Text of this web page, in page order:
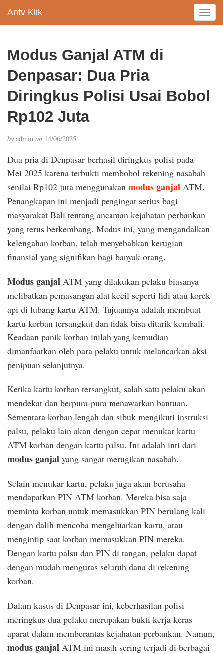
Antv Klik
T
o
a
v
n
Modus Ganjal ATM di
Denpasar: Dua Pria
Diringkus Polisi Usai Bobol
Rp102 Juta
by admin on 14/06/2025
Dua pria di Denpasar berhasil diringkus polisi pada
Mei 2025 karena terbukti membobol rekening nasabah
senilai Rp102 juta menggunakan modus ganjal ATM.
Penangkapan ini menjadi pengingat serius bagi
masyarakat Bali tentang ancaman kejahatan perbankan
yang terus berkembang. Modus ini, yang mengandalkan
kelengahan korban, telah menyebabkan kerugian
finansial yang signifikan bagi banyak orang.
Modus ganjal ATM yang dilakukan pelaku biasanya
melibatkan pemasangan alat kecil seperti lidi atau korek
api di lubang kartu ATM. Tujuannya adalah membuat
kartu korban tersangkut dan tidak bisa ditarik kembali.
Keadaan panik korban inilah yang kemudian
dimanfaatkan oleh para pelaku untuk melancarkan aksi
penipuan selanjutnya.
Ketika kartu korban tersangkut, salah satu pelaku akan
mendekat dan berpura-pura menawarkan bantuan.
Sementara korban lengah dan sibuk mengikuti instruksi
palsu, pelaku lain akan dengan cepat menukar kartu
ATM korban dengan kartu palsu. Ini adalah inti dari
modus ganjal yang sangat merugikan nasabah.
Selain menukar kartu, pelaku juga akan berusaha
mendapatkan PIN ATM korban. Mereka bisa saja
meminta korban untuk memasukkan PIN berulang kali
dengan dalih mencoba mengeluarkan kartu, atau
mengintip saat korban memasukkan PIN mereka.
Dengan kartu palsu dan PIN di tangan, pelaku dapat
dengan mudah menguras seluruh dana di rekening
korban.
Dalam kasus di Denpasar ini, keberhasilan polisi
meringkus dua pelaku merupakan bukti kerja keras
aparat dalam memberantas kejahatan perbankan. Namun,
modus ganjal ATM ini masih sering terjadi di berbagai